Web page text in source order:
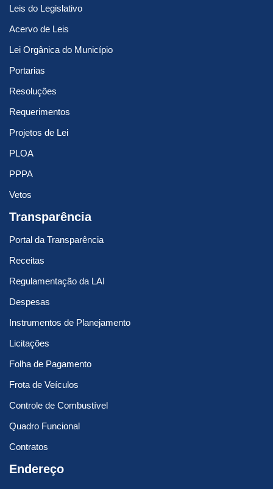
Leis do Legislativo
Acervo de Leis
Lei Orgânica do Município
Portarias
Resoluções
Requerimentos
Projetos de Lei
PLOA
PPPA
Vetos
Transparência
Portal da Transparência
Receitas
Regulamentação da LAI
Despesas
Instrumentos de Planejamento
Licitações
Folha de Pagamento
Frota de Veículos
Controle de Combustível
Quadro Funcional
Contratos
Endereço